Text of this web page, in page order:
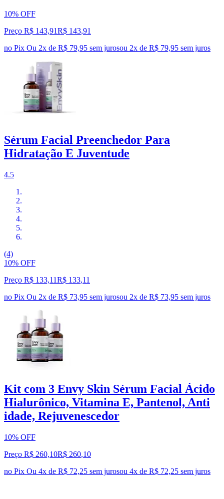
10% OFF
Preço R$ 143,91R$ 143,91
no Pix Ou 2x de R$ 79,95 sem jurosou 2x de R$ 79,95 sem juros
Sérum Facial Preenchedor Para
Hidratação E Juventude
4.5
(4)
10% OFF
Preço R$ 133,11R$ 133,11
no Pix Ou 2x de R$ 73,95 sem jurosou 2x de R$ 73,95 sem juros
Kit com 3 Envy Skin Sérum Facial Ácido
Hialurônico, Vitamina E, Pantenol, Anti
idade, Rejuvenescedor
10% OFF
Preço R$ 260,10R$ 260,10
no Pix Ou 4x de R$ 72,25 sem jurosou 4x de R$ 72,25 sem juros